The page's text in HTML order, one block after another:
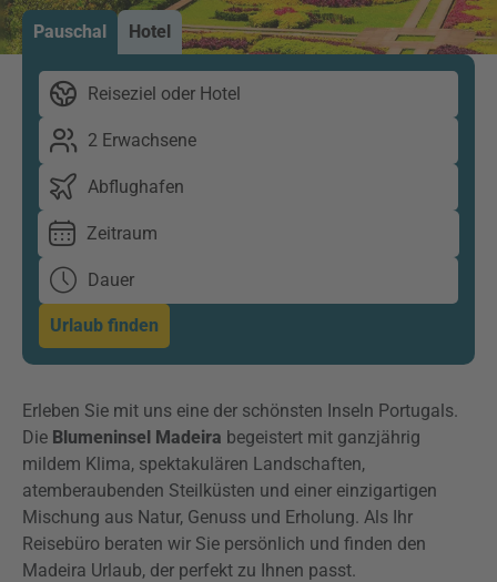
Pauschal Hotel
Reiseziel oder Hotel
2 Erwachsene
Abflughafen
Zeitraum
Dauer
Urlaub finden
Erleben Sie mit uns eine der schönsten Inseln Portugals.
Die Blumeninsel Madeira begeistert mit ganzjährig
mildem Klima, spektakulären Landschaften,
atemberaubenden Steilküsten und einer einzigartigen
Mischung aus Natur, Genuss und Erholung. Als Ihr
Reisebüro beraten wir Sie persönlich und finden den
Madeira Urlaub, der perfekt zu Ihnen passt.